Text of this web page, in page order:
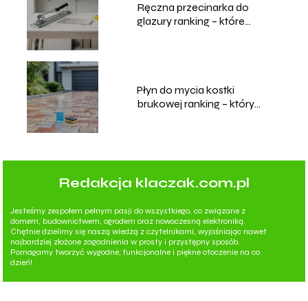
Ręczna przecinarka do
glazury ranking – które
Płyn do mycia kostki
brukowej ranking – który
Redakcja klaczak.com.pl
Jesteśmy zespołem pełnym pasji do wszystkiego, co związane z
domem, budownictwem, ogrodem oraz nowoczesną elektroniką.
Chętnie dzielimy się naszą wiedzą z czytelnikami, wyjaśniając nawet
najbardziej złożone zagadnienia w prosty i przystępny sposób.
Pomagamy tworzyć wygodne, funkcjonalne i piękne otoczenie na co
dzień!